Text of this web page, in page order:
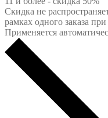
Скидка не
рамках одного заказа
Применяется